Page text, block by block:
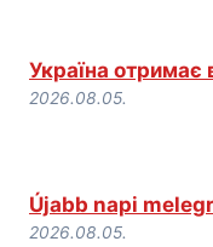
Україна отримає
2026.08.05.
Újabb napi
2026.08.05.